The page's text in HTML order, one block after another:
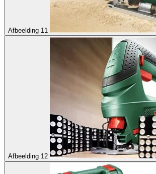
Afbeelding 11
Afbeelding 12